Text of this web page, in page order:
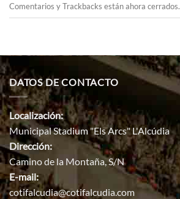
Comentarios y Trackbacks están ahora cerrados.
DATOS DE CONTACTO
Localización:
Municipal Stadium "Els Arcs" L'Alcúdia
Dirección:
Camino de la Montaña, S/N
E-mail:
cotifalcudia@cotifalcudia.com